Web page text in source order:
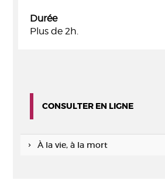
Durée
Plus de 2h.
CONSULTER EN LIGNE
À la vie, à la mort